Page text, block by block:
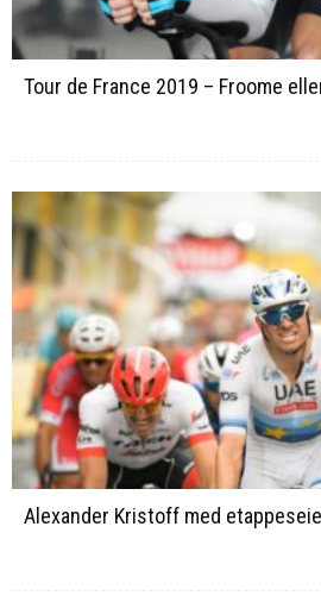
Tour de France 2019 – Froome
Alexander Kristoff med